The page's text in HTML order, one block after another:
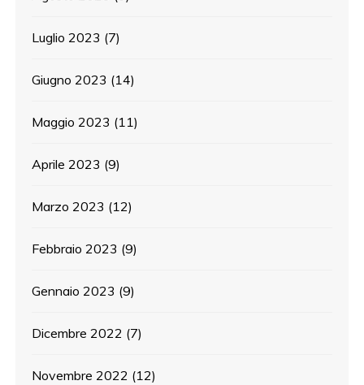
Luglio 2023 (7)
Giugno 2023 (14)
Maggio 2023 (11)
Aprile 2023 (9)
Marzo 2023 (12)
Febbraio 2023 (9)
Gennaio 2023 (9)
Dicembre 2022 (7)
Novembre 2022 (12)